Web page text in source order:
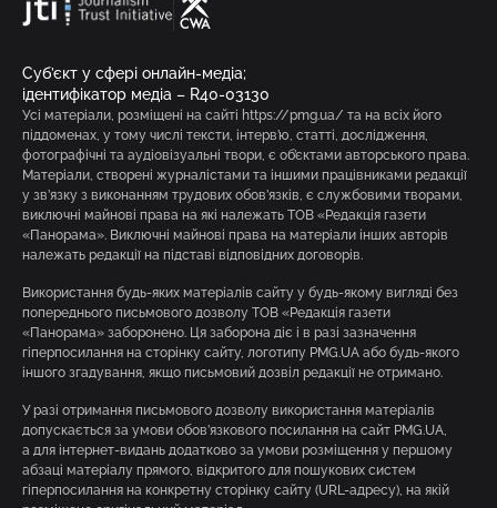
Суб’єкт у сфері онлайн-медіа;
ідентифікатор медіа – R40-03130
Усі матеріали, розміщені на сайті https://pmg.ua/ та на всіх його
піддоменах, у тому числі тексти, інтерв’ю, статті, дослідження,
фотографічні та аудіовізуальні твори, є об’єктами авторського права.
Матеріали, створені журналістами та іншими працівниками редакції
у зв’язку з виконанням трудових обов’язків, є службовими творами,
виключні майнові права на які належать ТОВ «Редакція газети
«Панорама». Виключні майнові права на матеріали інших авторів
належать редакції на підставі відповідних договорів.
Використання будь-яких матеріалів сайту у будь-якому вигляді без
попереднього письмового дозволу ТОВ «Редакція газети
«Панорама» заборонено. Ця заборона діє і в разі зазначення
гіперпосилання на сторінку сайту, логотипу PMG.UA або будь-якого
іншого згадування, якщо письмовий дозвіл редакції не отримано.
У разі отримання письмового дозволу використання матеріалів
допускається за умови обов’язкового посилання на сайт PMG.UA,
а для інтернет-видань додатково за умови розміщення у першому
абзаці матеріалу прямого, відкритого для пошукових систем
гіперпосилання на конкретну сторінку сайту (URL-адресу), на якій